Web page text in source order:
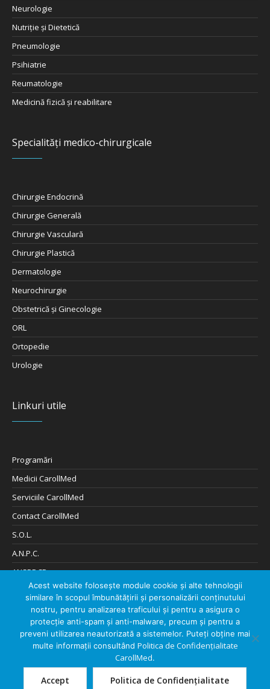
Neurologie
Nutriţie şi Dietetică
Pneumologie
Psihiatrie
Reumatologie
Medicină fizică și reabilitare
Specialități medico-chirurgicale
Chirurgie Endocrină
Chirurgie Generală
Chirurgie Vasculară
Chirurgie Plastică
Dermatologie
Neurochirurgie
Obstetrică şi Ginecologie
ORL
Ortopedie
Urologie
Linkuri utile
Programări
Medicii CarollMed
Serviciile CarollMed
Contact CarollMed
S.O.L.
A.N.P.C.
ANSPDCP
Cookies și Confidențialitate
Digitalizare de: 404Solutions
Despre CarollMed Contact CarollMed
Acest website folosește module cookie și alte tehnologii
similare în scopul îmbunătățirii și personalizării conținutului
nostru, pentru analizarea traficului și pentru a asigura o
protecție anti-spam și anti-malware, precum și pentru a
preveni utilizarea neautorizată a sistemelor. Puteți obține mai
multe informații consultând Politica de Confidențialitate
CarollMed.
Accept Politica de Confidențialitate